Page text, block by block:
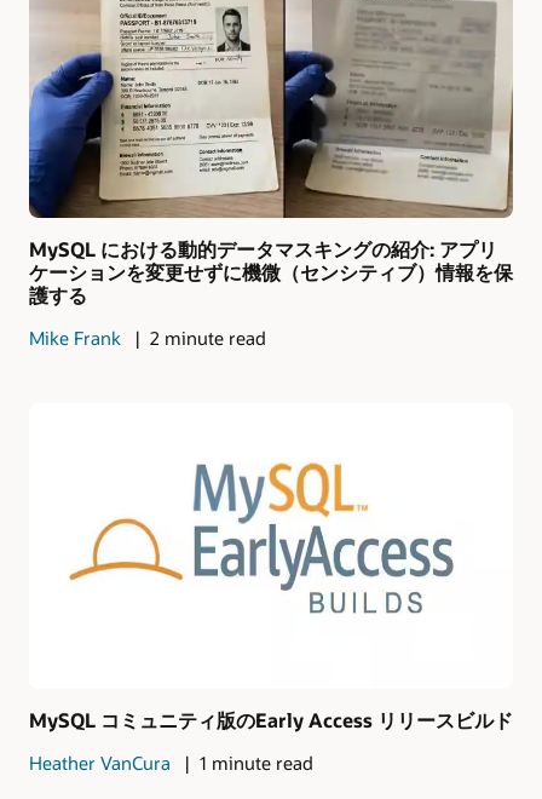
MySQL における動的データマスキングの紹介: アプリ
ケーションを変更せずに機微（センシティブ）情報を保
護する
Mike Frank 2 minute read
MySQL コミュニティ版のEarly Access リリースビルド
Heather VanCura 1 minute read